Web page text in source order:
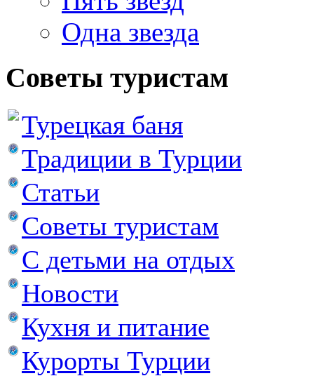
Одна звезда
Советы туристам
Турецкая баня
Традиции в Турции
Статьи
Советы туристам
С детьми на отдых
Новости
Кухня и питание
Курорты Турции